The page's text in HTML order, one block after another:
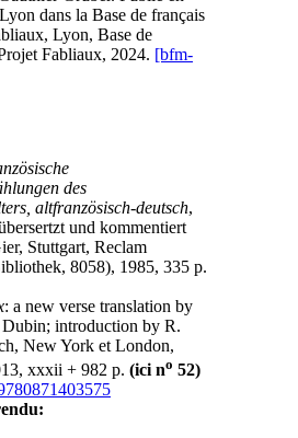
dans la Base de français
Lyon, Base de
Fabliaux, 2024. [bfm-
des
altfranzösisch-deutsch,
und kommentiert
Stuttgart, Reclam
8058), 1985, 335 p.
: a new verse translation by
introduction by R.
New York et London,
xxxii + 982 p. (ici no 52)